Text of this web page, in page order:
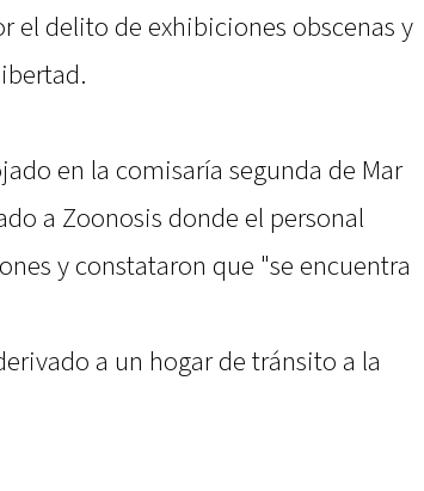
el delito de exhibiciones obscenas y
en la comisaría segunda de Mar
a Zoonosis donde el personal
y constataron que "se encuentra
a un hogar de tránsito a la